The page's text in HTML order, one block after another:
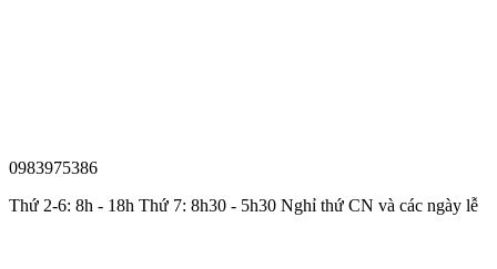
0983975386
Thứ 2-6: 8h - 18h Thứ 7: 8h30 - 5h30 Nghỉ thứ CN và các ngày lễ